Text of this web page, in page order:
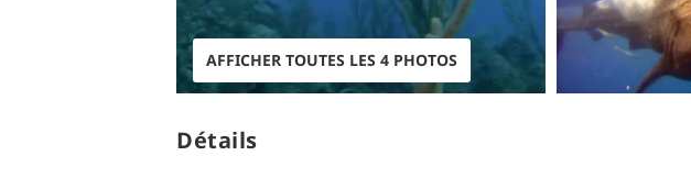
AFFICHER TOUTES LES 4 PHOTOS
Détails